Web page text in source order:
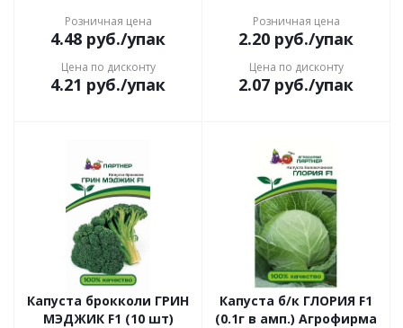
Розничная цена
4.48 руб./упак
Цена по дисконту
4.21 руб./упак
Розничная цена
2.20 руб./упак
Цена по дисконту
2.07 руб./упак
Капуста брокколи ГРИН
МЭДЖИК F1 (10 шт)
Капуста б/к ГЛОРИЯ F1
(0.1г в амп.) Агрофирма